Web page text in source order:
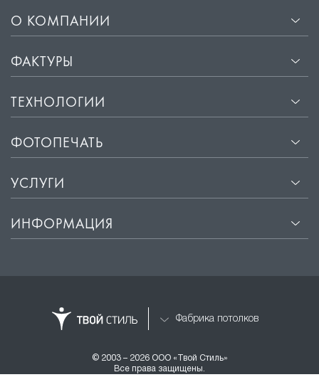
О КОМПАНИИ
ФАКТУРЫ
ТЕХНОЛОГИИ
ФОТОПЕЧАТЬ
УСЛУГИ
ИНФОРМАЦИЯ
Фабрика потолков
© 2003 – 2026 ООО «Твой Стиль»
Все права защищены.